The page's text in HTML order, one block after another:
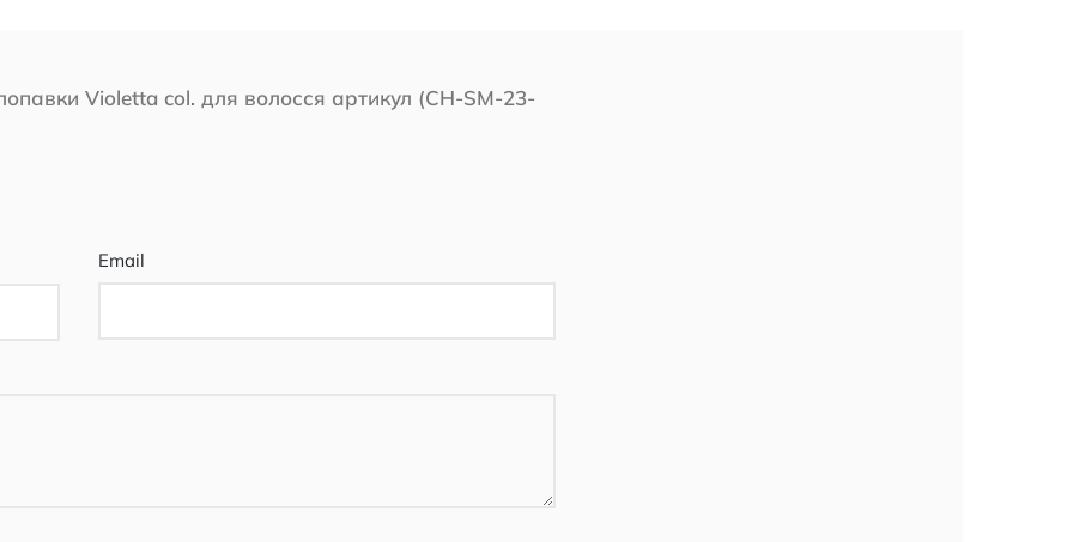
Violetta col. для волосся артикул (CH-SM-23-
Email